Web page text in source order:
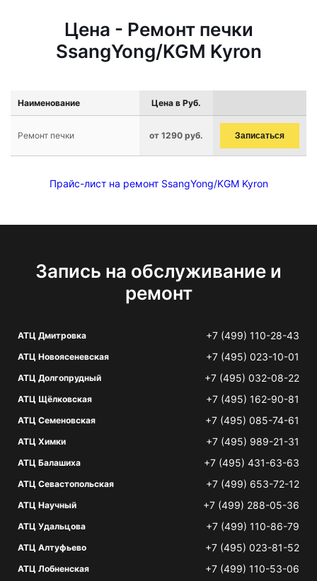
Цена - Ремонт печки
SsangYong/KGM Kyron
Наименование Цена в Руб.
Ремонт печки от 1290 руб. Записаться
Прайс-лист на ремонт SsangYong/KGM Kyron
Запись на обслуживание и
ремонт
АТЦ Дмитровка +7 (499) 110-28-43
АТЦ Новоясеневская +7 (495) 023-10-01
АТЦ Долгопрудный +7 (495) 032-08-22
АТЦ Щёлковская +7 (495) 162-90-81
АТЦ Семеновская +7 (495) 085-74-61
АТЦ Химки +7 (495) 989-21-31
АТЦ Балашиха +7 (495) 431-63-63
АТЦ Севастопольская +7 (499) 653-72-12
АТЦ Научный +7 (499) 288-05-36
АТЦ Удальцова +7 (499) 110-86-79
АТЦ Алтуфьево +7 (495) 023-81-52
АТЦ Лобненская +7 (499) 110-53-06